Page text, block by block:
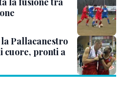
Pallacanestro
cuore, pronti a